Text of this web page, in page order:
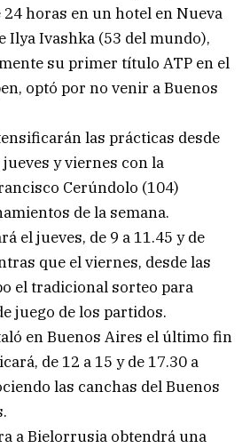
24 horas en un hotel en Nueva
Ilya Ivashka (53 del mundo),
su primer título ATP en el
optó por no venir a Buenos
las prácticas desde
y viernes con la
Cerúndolo (104)
de la semana.
el jueves, de 9 a 11.45 y de
que el viernes, desde las
el tradicional sorteo para
juego de los partidos.
en Buenos Aires el último fin
de 12 a 15 y de 17.30 a
las canchas del Buenos
a Bielorrusia obtendrá una